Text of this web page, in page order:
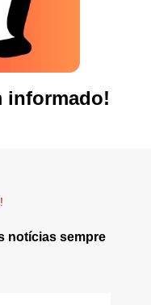
informado!
notícias sempre